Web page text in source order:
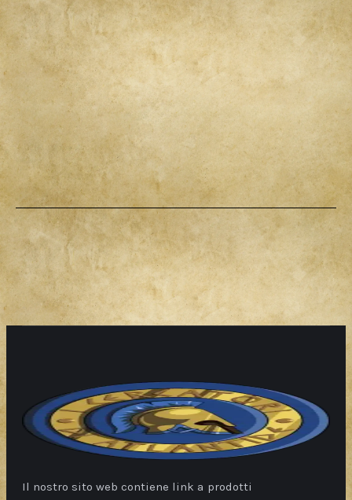
Il nostro sito web contiene link a prodotti